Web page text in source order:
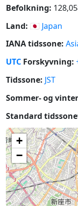
Befolkning:
Land: 🇯🇵 Japan
IANA tidssone:
UTC Forskyvning:
Tidssone: JST
Sommer- og
Standard
+
−